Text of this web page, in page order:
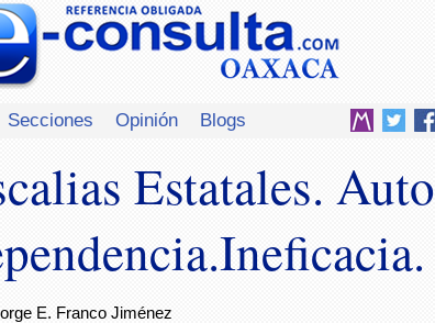
Secciones Opinión Blogs
Estatales.
E. Franco Jiménez